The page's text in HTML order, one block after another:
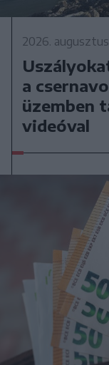
2026.
a
üzemben
videóval